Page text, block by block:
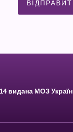
видана МОЗ